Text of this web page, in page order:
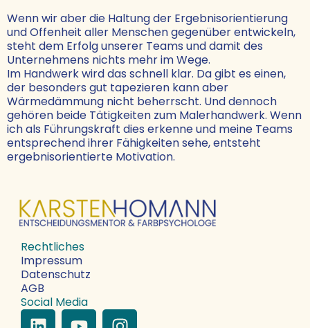
Wenn wir aber die Haltung der Ergebnisorientierung
und Offenheit aller Menschen gegenüber entwickeln,
steht dem Erfolg unserer Teams und damit des
Unternehmens nichts mehr im Wege.
Im Handwerk wird das schnell klar. Da gibt es einen,
der besonders gut tapezieren kann aber
Wärmedämmung nicht beherrscht. Und dennoch
gehören beide Tätigkeiten zum Malerhandwerk. Wenn
ich als Führungskraft dies erkenne und meine Teams
entsprechend ihrer Fähigkeiten sehe, entsteht
ergebnisorientierte Motivation.
Rechtliches
Impressum
Datenschutz
AGB
Social Media